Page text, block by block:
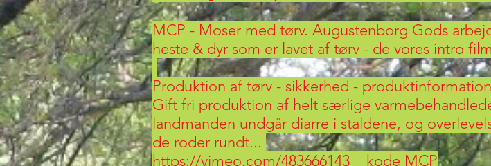
MCP - Moser med tørv. Augustenborg Gods
heste & dyr som er lavet af tørv - de vores intro
Produktion af tørv - sikkerhed - produktinformation
Gift fri produktion af helt særlige
landmanden undgår diarre i staldene, og
de roder rundt...
https://vimeo.com/483666143 kode MCP